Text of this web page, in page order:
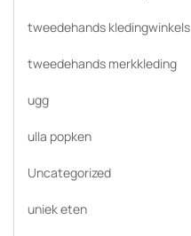
tweedehands kledingwinkels
tweedehands merkkleding
ugg
ulla popken
Uncategorized
uniek eten